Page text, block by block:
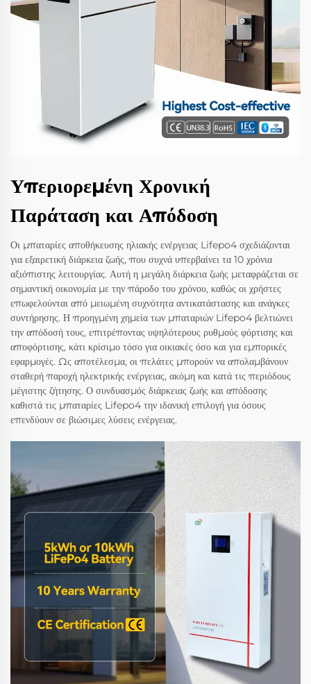
Υπεριορεμένη Χρονική
Παράταση και Απόδοση
Οι μπαταρίες αποθήκευσης ηλιακής ενέργειας Lifepo4 σχεδιάζονται
για εξαιρετική διάρκεια ζωής, που συχνά υπερβαίνει τα 10 χρόνια
αξιόπιστης λειτουργίας. Αυτή η μεγάλη διάρκεια ζωής μεταφράζεται σε
σημαντική οικονομία με την πάροδο του χρόνου, καθώς οι χρήστες
επωφελούνται από μειωμένη συχνότητα αντικατάστασης και ανάγκες
συντήρησης. Η προηγμένη χημεία των μπαταριών Lifepo4 βελτιώνει
την απόδοσή τους, επιτρέποντας υψηλότερους ρυθμούς φόρτισης και
αποφόρτισης, κάτι κρίσιμο τόσο για οικιακές όσο και για εμπορικές
εφαρμογές. Ως αποτέλεσμα, οι πελάτες μπορούν να απολαμβάνουν
σταθερή παροχή ηλεκτρικής ενέργειας, ακόμη και κατά τις περιόδους
μέγιστης ζήτησης. Ο συνδυασμός διάρκειας ζωής και απόδοσης
καθιστά τις μπαταρίες Lifepo4 την ιδανική επιλογή για όσους
επενδύουν σε βιώσιμες λύσεις ενέργειας.